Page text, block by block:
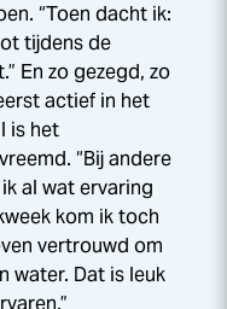
“Toen dacht ik:
tijdens de
En zo gezegd, zo
actief in het
is het
“Bij andere
al wat ervaring
week kom ik toch
vertrouwd om
water. Dat is leuk